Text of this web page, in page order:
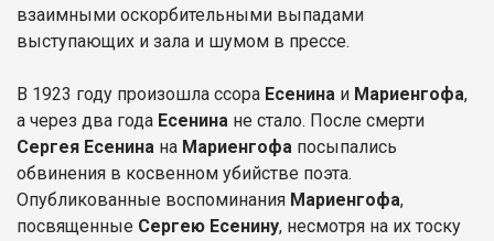
взаимными оскорбительными выпадами
выступающих и зала и шумом в прессе.
В 1923 году произошла ссора Есенина и Мариенгофа,
а через два года Есенина не стало. После смерти
Сергея Есенина на Мариенгофа посыпались
обвинения в косвенном убийстве поэта.
Опубликованные воспоминания Мариенгофа,
посвященные Сергею Есенину, несмотря на их тоску